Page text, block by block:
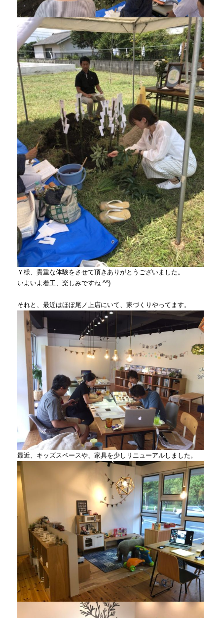
Ｙ様、貴重な体験をさせて頂きありがとうございました。
いよいよ着工、楽しみですね ^^)
それと、最近はほぼ尾ノ上店にいて、家づくりやってます。
最近、キッズスペースや、家具を少しリニューアルしました。